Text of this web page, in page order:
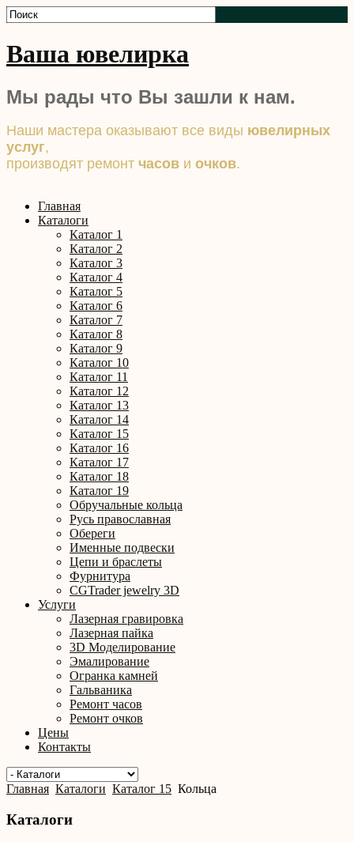
Ваша ювелирка
Мы рады что Вы зашли к нам.
Наши мастера оказывают все виды ювелирных
услуг,
производят ремонт часов и очков.
Главная
Каталоги
Каталог 1
Каталог 2
Каталог 3
Каталог 4
Каталог 5
Каталог 6
Каталог 7
Каталог 8
Каталог 9
Каталог 10
Каталог 11
Каталог 12
Каталог 13
Каталог 14
Каталог 15
Каталог 16
Каталог 17
Каталог 18
Каталог 19
Обручальные кольца
Русь православная
Обереги
Именные подвески
Цепи и браслеты
Фурнитура
CGTrader jewelry 3D
Услуги
Лазерная гравировка
Лазерная пайка
3D Моделирование
Эмалирование
Огранка камней
Гальваника
Ремонт часов
Ремонт очков
Цены
Контакты
Главная Каталоги Каталог 15 Кольца
Каталоги